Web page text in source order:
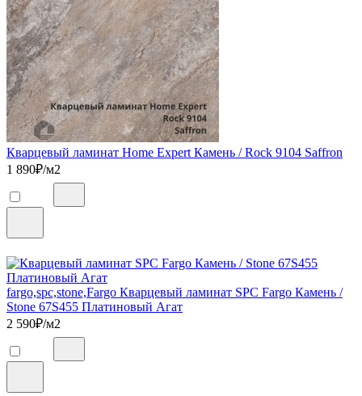
Кварцевый ламинат Home Expert Камень / Rock 9104 Saffron
1 890₽/м2
fargo,spc,stone,Fargo Кварцевый ламинат SPC Fargo Камень /
Stone 67S455 Платиновый Агат
2 590₽/м2